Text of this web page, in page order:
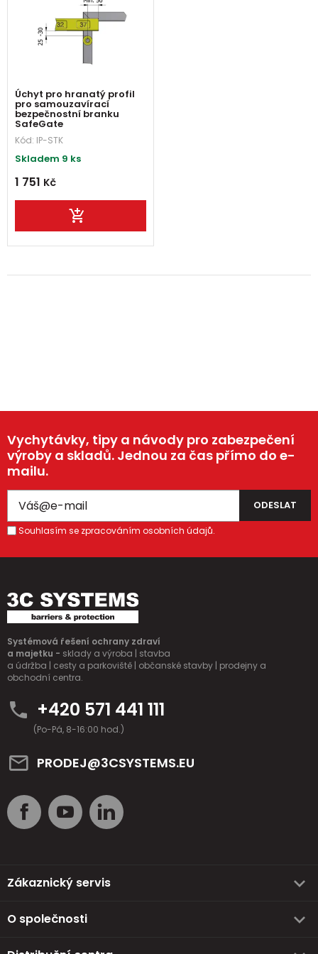
Úchyt pro hranatý profil
pro samouzavírací
bezpečnostní branku
SafeGate
Kód: IP-STK
Skladem 9 ks
1 751 Kč
Vychytávky, tipy a návody pro zabezpečení
výroby a skladů. Jednou za čas přímo do e-
mailu.
Souhlasím se zpracováním osobních údajů.
Systémová řešení ochrany zdraví
a majetku - sklady a výroba | stavba
a údržba | cesty a parkoviště | občanské stavby | prodejny a
obchodní centra.
+420 571 441 111
(Po-Pá, 8-16:00 hod.)
PRODEJ@3CSYSTEMS.EU
Zákaznický servis
O společnosti